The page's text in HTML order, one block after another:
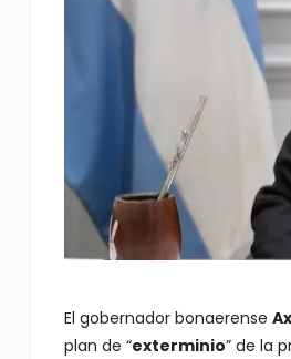
El gobernador bonaerense
plan de “exterminio” de la